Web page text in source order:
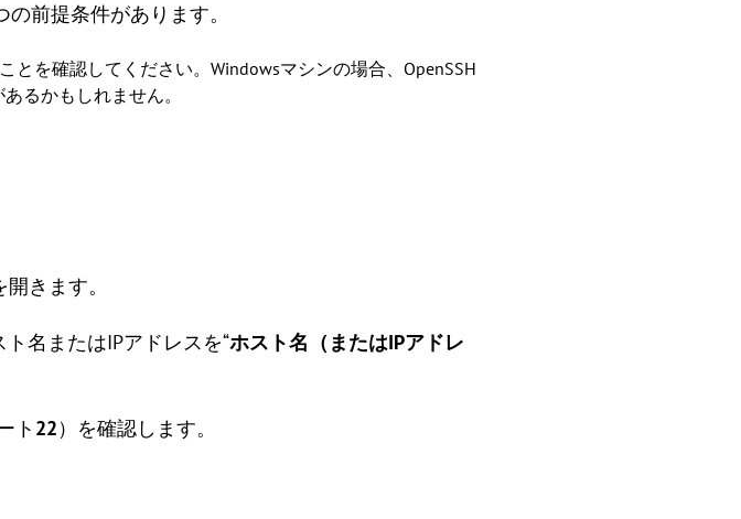
前提条件があります。
を確認してください。Windowsマシンの場合、OpenSSH
るかもしれません。
きます。
名またはIPアドレスを“ホスト名（またはIPアドレ
ト 22）を確認します。